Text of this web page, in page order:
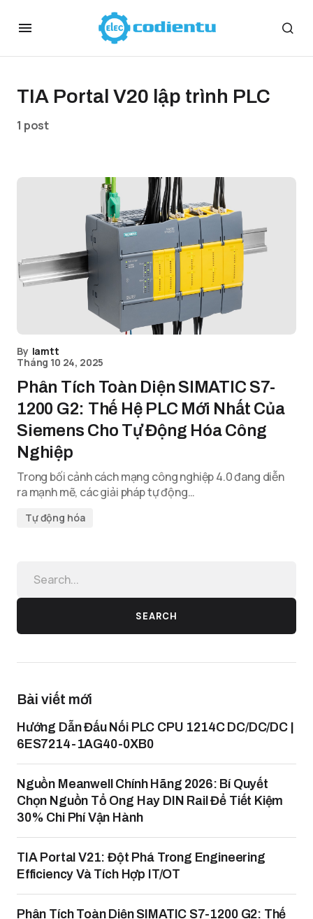
TIA Portal V20 lập trình PLC
1 post
By lamtt
Tháng 10 24, 2025
Phân Tích Toàn Diện SIMATIC S7-
1200 G2: Thế Hệ PLC Mới Nhất Của
Siemens Cho Tự Động Hóa Công
Nghiệp
Trong bối cảnh cách mạng công nghiệp 4.0 đang diễn
ra mạnh mẽ, các giải pháp tự động…
Tự động hóa
SEARCH
Bài viết mới
Hướng Dẫn Đấu Nối PLC CPU 1214C DC/DC/DC |
6ES7214-1AG40-0XB0
Nguồn Meanwell Chính Hãng 2026: Bí Quyết
Chọn Nguồn Tổ Ong Hay DIN Rail Để Tiết Kiệm
30% Chi Phí Vận Hành
TIA Portal V21: Đột Phá Trong Engineering
Efficiency Và Tích Hợp IT/OT
Phân Tích Toàn Diện SIMATIC S7-1200 G2: Thế